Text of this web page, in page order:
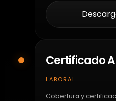
Certificado
LABORAL
Cobertura y